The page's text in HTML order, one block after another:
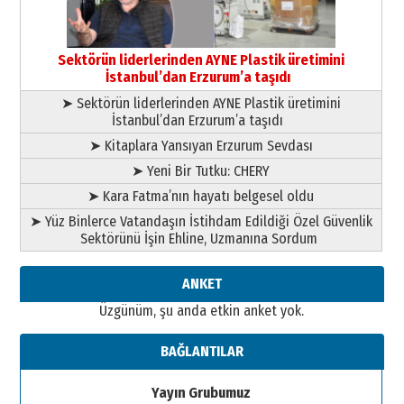
Esat BİNDESEN
Başkan Sekmen’den Erzurum’a
bir vizyon proje daha!
02 Ağustos 2026 Pazar
Sektörün liderlerinden AYNE Plastik üretimini
İstanbul’dan Erzurum’a taşıdı
➤ Sektörün liderlerinden AYNE Plastik üretimini
İstanbul’dan Erzurum’a taşıdı
➤ Kitaplara Yansıyan Erzurum Sevdası
➤ Yeni Bir Tutku: CHERY
➤ Kara Fatma’nın hayatı belgesel oldu
➤ Yüz Binlerce Vatandaşın İstihdam Edildiği Özel Güvenlik
Sektörünü İşin Ehline, Uzmanına Sordum
ANKET
Üzgünüm, şu anda etkin anket yok.
BAĞLANTILAR
Yayın Grubumuz